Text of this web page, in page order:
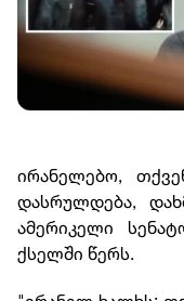
ირანელებო,
დასრულდება,
ამერიკელი
ქსელში წერს.